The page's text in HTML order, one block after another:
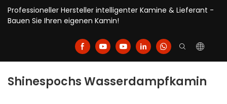
Professioneller Hersteller intelligenter Kamine & Lieferant -
Bauen Sie Ihren eigenen Kamin!
Shinespochs Wasserdampfkamin